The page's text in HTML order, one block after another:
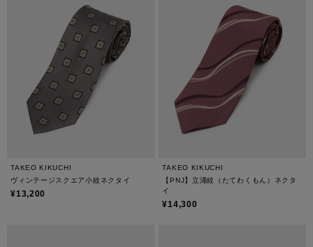
TAKEO KIKUCHI
ヴィンテージスクエア小紋ネクタイ
¥13,200
TAKEO KIKUCHI
【PNJ】立涌紋（たてわくもん）ネクタ
イ
¥14,300